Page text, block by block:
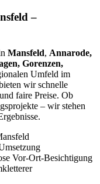
–
Mansfeld, Annarode,
Gorenzen,
Umfeld im
wir schnelle
faire Preise. Ob
– wir stehen
Vor-Ort-Besichtigung